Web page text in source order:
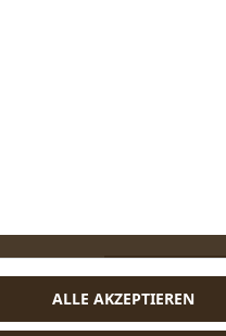
VERTRAG
ALLE AKZEPTIEREN